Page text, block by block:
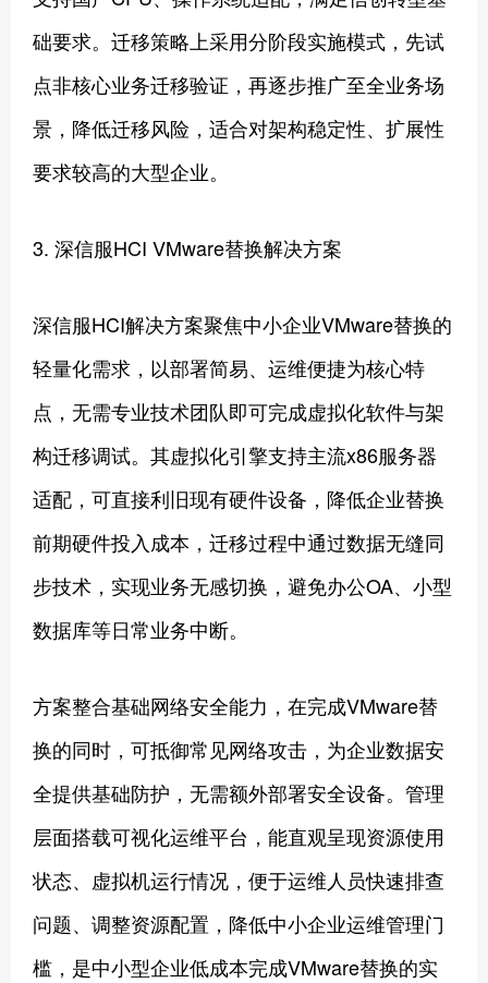
础要求。迁移策略上采用分阶段实施模式，先试
点非核心业务迁移验证，再逐步推广至全业务场
景，降低迁移风险，适合对架构稳定性、扩展性
要求较高的大型企业。
3. 深信服HCI VMware替换解决方案
深信服HCI解决方案聚焦中小企业VMware替换的
轻量化需求，以部署简易、运维便捷为核心特
点，无需专业技术团队即可完成虚拟化软件与架
构迁移调试。其虚拟化引擎支持主流x86服务器
适配，可直接利旧现有硬件设备，降低企业替换
前期硬件投入成本，迁移过程中通过数据无缝同
步技术，实现业务无感切换，避免办公OA、小型
数据库等日常业务中断。
方案整合基础网络安全能力，在完成VMware替
换的同时，可抵御常见网络攻击，为企业数据安
全提供基础防护，无需额外部署安全设备。管理
层面搭载可视化运维平台，能直观呈现资源使用
状态、虚拟机运行情况，便于运维人员快速排查
问题、调整资源配置，降低中小企业运维管理门
槛，是中小型企业低成本完成VMware替换的实